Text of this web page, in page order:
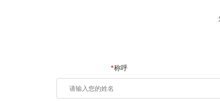
*称呼